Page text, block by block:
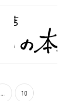
... 10